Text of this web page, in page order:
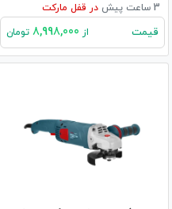
3 ساعت پیش در قفل مارکت
قیمت از تومان